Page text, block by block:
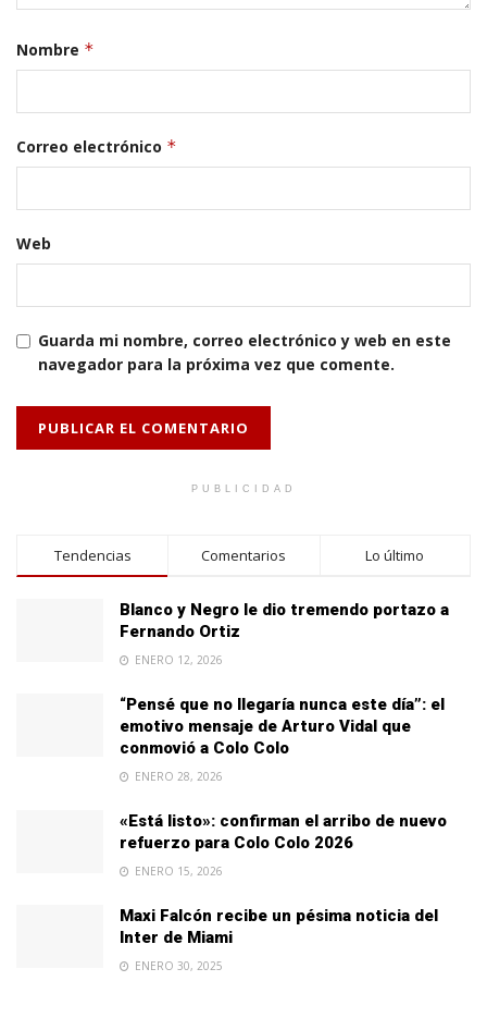
Nombre *
Correo electrónico *
Web
Guarda mi nombre, correo electrónico y web en este
navegador para la próxima vez que comente.
PUBLICIDAD
Tendencias Comentarios Lo último
Blanco y Negro le dio tremendo portazo a
Fernando Ortiz
ENERO 12, 2026
“Pensé que no llegaría nunca este día”: el
emotivo mensaje de Arturo Vidal que
conmovió a Colo Colo
ENERO 28, 2026
«Está listo»: confirman el arribo de nuevo
refuerzo para Colo Colo 2026
ENERO 15, 2026
Maxi Falcón recibe un pésima noticia del
Inter de Miami
ENERO 30, 2025